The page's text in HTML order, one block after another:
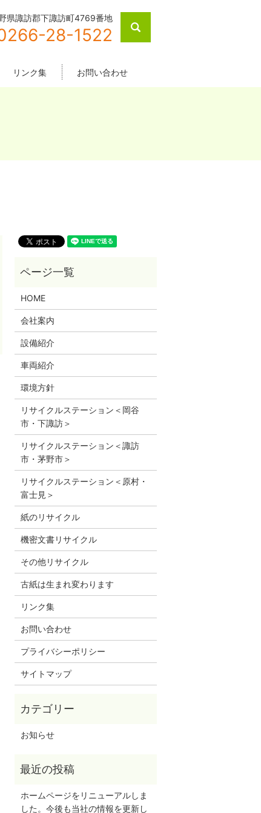
県諏訪郡下諏訪町4769番地
28-1522
リンク集 お問い合わせ
search
HOME
会社案内
設備紹介
車両紹介
環境方針
リサイクルステーション＜岡谷
市・下諏訪＞
リサイクルステーション＜諏訪
市・茅野市＞
リサイクルステーション＜原村・
富士見＞
紙のリサイクル
機密文書リサイクル
その他リサイクル
古紙は生まれ変わります
リンク集
お問い合わせ
プライバシーポリシー
サイトマップ
お知らせ
ホームページをリニューアルしま
した。今後も当社の情報を更新し